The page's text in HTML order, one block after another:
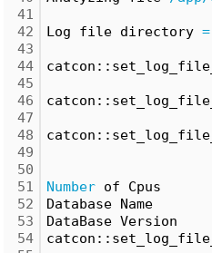
41
42
43
44
45
46
47
48
49
50
51
52
53
54
Log file directory =
Number of
Database
DataBase